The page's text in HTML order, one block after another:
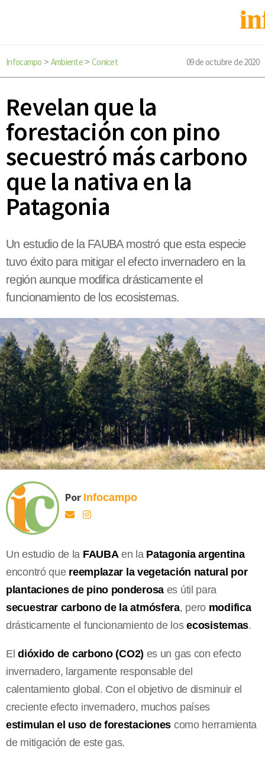
Infocampo > Ambiente> Conicet 09 de octubre de 2020
Revelan que la
forestación con pino
secuestró más carbono
que la nativa en la
Patagonia
Un estudio de la FAUBA mostró que esta especie
tuvo éxito para mitigar el efecto invernadero en la
región aunque modifica drásticamente el
funcionamiento de los ecosistemas.
Por Infocampo
Un estudio de la FAUBA en la Patagonia argentina
encontró que reemplazar la vegetación natural por
plantaciones de pino ponderosa es útil para
secuestrar carbono de la atmósfera, pero modifica
drásticamente el funcionamiento de losecosistemas.
Eldióxido de carbono (CO2) es un gas con efecto
invernadero, largamente responsable del
calentamiento global. Con el objetivo de disminuir el
creciente efecto invernadero, muchos países
estimulan el uso de forestaciones como herramienta
de mitigación de este gas.